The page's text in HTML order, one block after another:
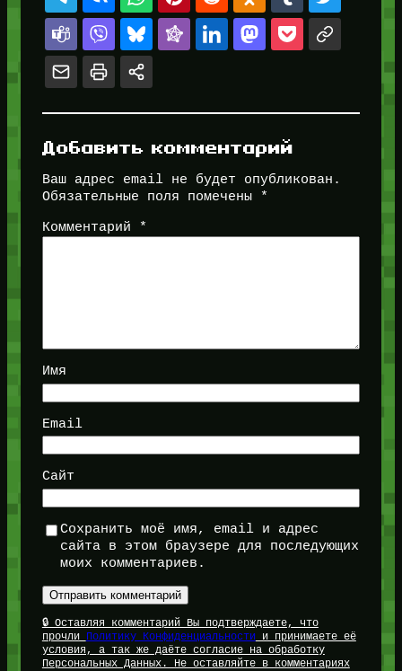
Добавить комментарий
Ваш адрес email не будет опубликован.
Обязательные поля помечены
*
Комментарий *
Имя
Email
Сайт
Сохранить моё имя, email и адрес
сайта в этом браузере для последующих
моих комментариев.
🔒 Оставляя комментарий Вы подтверждаете, что
прочли Политику Конфиденциальностии принимаете её
условия, а так же даёте согласие на обработку
Персональных Данных. Не оставляйте в комментариях